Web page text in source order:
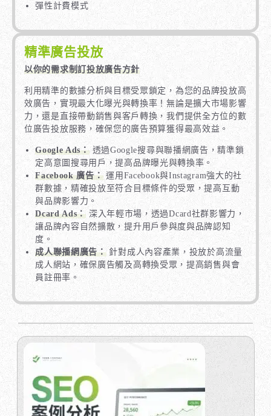
彈性計費模式
精準廣告投放
以你的需求制訂投放廣告方針
利用精準的數據分析與目標受眾鎖定，為您的品牌投放高
效廣告，實現最大化曝光與轉換率！無論是擴大市場影響
力，還是直接帶動銷售與客戶轉換，我們提供全方位的數
位廣告投放服務，確保您的廣告預算獲得最高效益。
Google Ads：透過Google搜尋與聯播網廣告，精準鎖
定高意圖搜尋用戶，提高品牌曝光與轉換率。
Facebook 廣告：運用Facebook與Instagram強大的社
群數據，精確投放至符合目標條件的受眾，提高互動
與品牌影響力。
Dcard Ads： 深入年輕市場，透過Dcard社群影響力，
讓品牌內容自然擴散，提升用戶參與度與品牌認知
度。
成人聯播網廣告：針對成人內容產業，投放於高流量
成人網站，確保廣告觸及高轉換受眾，提高銷售與會
員註冊率。